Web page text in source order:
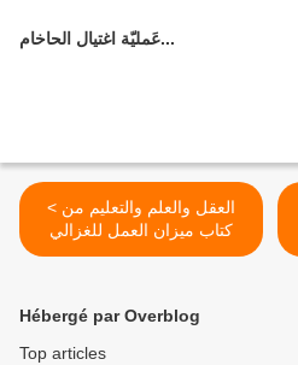
عَمليّة اغتيال الحاخام...
< العقل والعلم والتعليم من
كتاب ميزان العمل للغزالي
Hébergé par Overblog
Top articles